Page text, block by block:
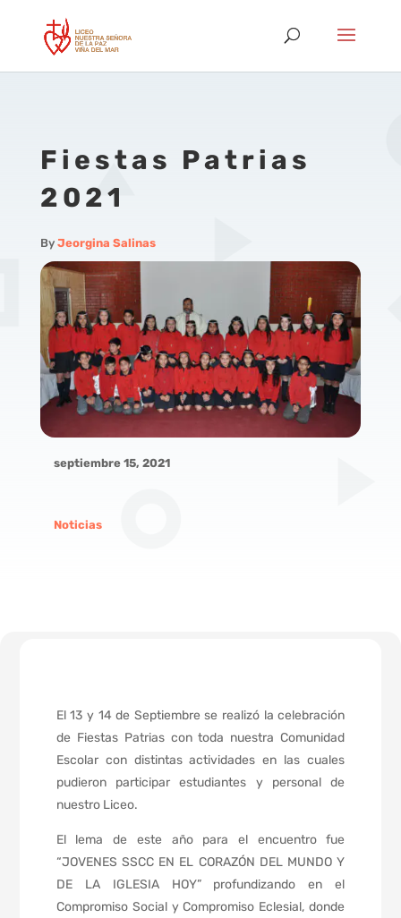
Fiestas Patrias
2021
By Jeorgina Salinas
septiembre 15, 2021
Noticias
El 13 y 14 de Septiembre se realizó la celebración
de Fiestas Patrias con toda nuestra Comunidad
Escolar con distintas actividades en las cuales
pudieron participar estudiantes y personal de
nuestro Liceo.
El lema de este año para el encuentro fue
“JOVENES SSCC EN EL CORAZÓN DEL MUNDO Y
DE LA IGLESIA HOY” profundizando en el
Compromiso Social y Compromiso Eclesial, donde